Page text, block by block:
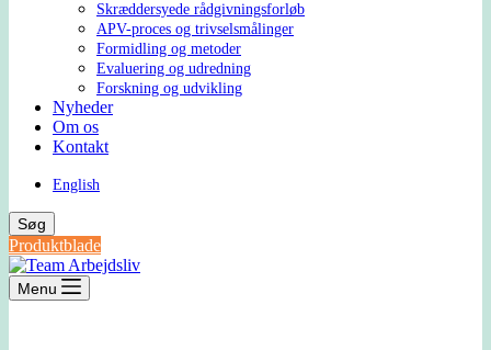
Skræddersyede rådgivningsforløb
APV-proces og trivselsmålinger
Formidling og metoder
Evaluering og udredning
Forskning og udvikling
Nyheder
Om os
Kontakt
English
Søg
Produktblade
Menu